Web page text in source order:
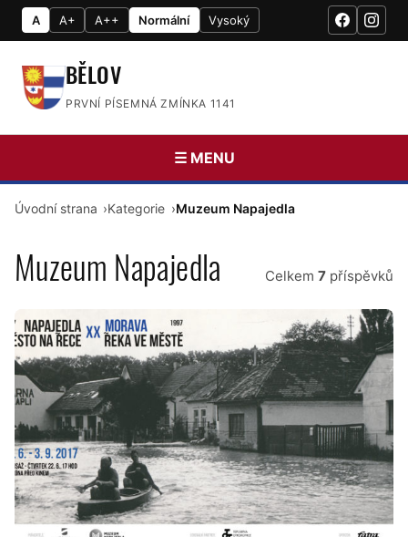
A A+ A++ Normální Vysoký
BĚLOV
PRVNÍ PÍSEMNÁ ZMÍNKA 1141
☰ MENU
Úvodní strana Kategorie Muzeum Napajedla
Muzeum Napajedla Celkem 7 příspěvků